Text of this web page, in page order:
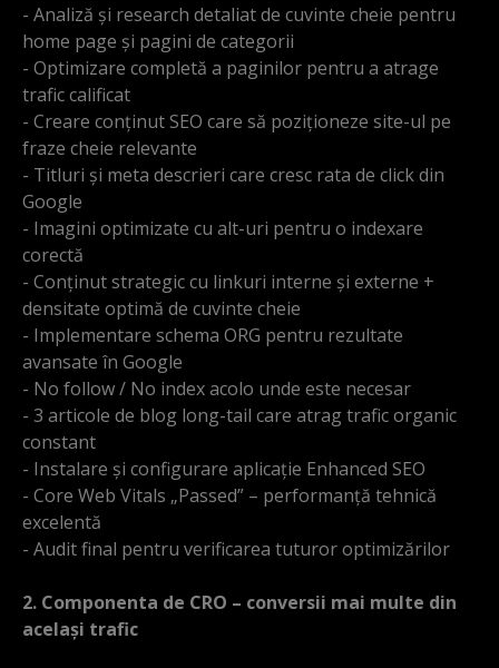
- Analiză și research detaliat de cuvinte cheie pentru
home page și pagini de categorii
- Optimizare completă a paginilor pentru a atrage
trafic calificat
- Creare conținut SEO care să poziționeze site-ul pe
fraze cheie relevante
- Titluri și meta descrieri care cresc rata de click din
Google
- Imagini optimizate cu alt-uri pentru o indexare
corectă
- Conținut strategic cu linkuri interne și externe +
densitate optimă de cuvinte cheie
- Implementare schema ORG pentru rezultate
avansate în Google
- No follow / No index acolo unde este necesar
- 3 articole de blog long-tail care atrag trafic organic
constant
- Instalare și configurare aplicație Enhanced SEO
- Core Web Vitals „Passed” – performanță tehnică
excelentă
- Audit final pentru verificarea tuturor optimizărilor
2. Componenta de CRO – conversii mai multe din
același trafic